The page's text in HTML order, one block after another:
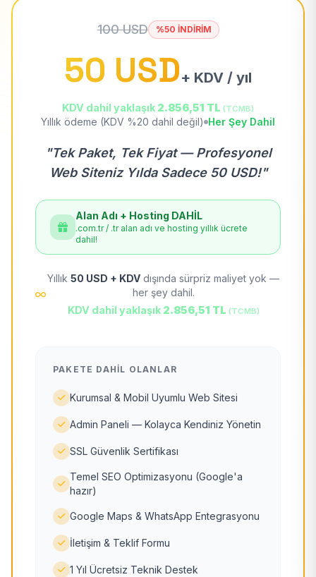
100 USD %50 İNDİRİM
50 USD+ KDV / yıl
KDV dahil yaklaşık 2.856,51 TL (TCMB)
Yıllık ödeme (KDV %20 dahil değil) Her Şey Dahil
"Tek Paket, Tek Fiyat — Profesyonel
Web Siteniz Yılda Sadece 50 USD!"
Alan Adı + Hosting DAHİL
.com.tr / .tr alan adı ve hosting yıllık ücrete
dahil!
Yıllık 50 USD + KDV dışında sürpriz maliyet yok —
her şey dahil.
KDV dahil yaklaşık 2.856,51 TL (TCMB)
PAKETE DAHIL OLANLAR
Kurumsal & Mobil Uyumlu Web Sitesi
Admin Paneli — Kolayca Kendiniz Yönetin
SSL Güvenlik Sertifikası
Temel SEO Optimizasyonu (Google'a
hazır)
Google Maps & WhatsApp Entegrasyonu
İletişim & Teklif Formu
1 Yıl Ücretsiz Teknik Destek